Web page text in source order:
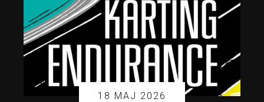
18 MAJ 2026